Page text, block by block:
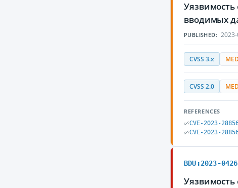
Уязвимость
вводимых
PUBLISHED:
CVSS 3.x
CVSS 2.0
REFERENCES
CVE-2023-
CVE-2023-
BDU:2023-